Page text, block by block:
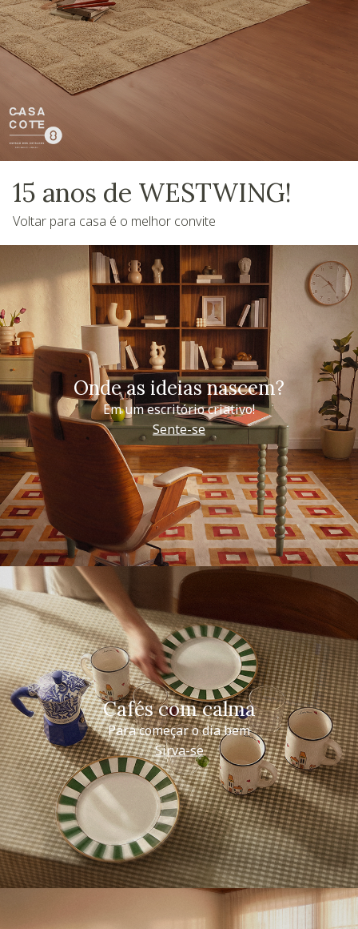
15 anos de WESTWING!
Voltar para casa é o melhor convite
Onde as ideias nascem?
Em um escritório criativo!
Sente-se
Cafés com calma
Para começar o dia bem
Sirva-se